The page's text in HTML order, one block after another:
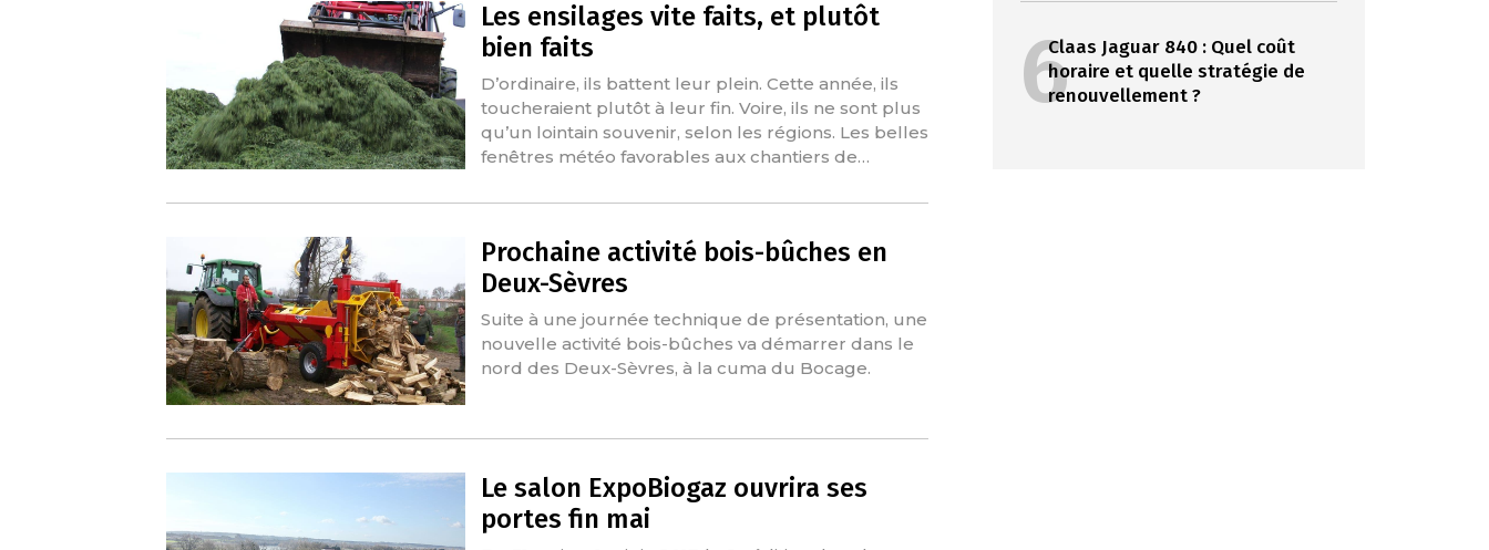
Les ensilages vite faits, et plutôt
bien faits
D’ordinaire, ils battent leur plein. Cette année, ils
toucheraient plutôt à leur fin. Voire, ils ne sont plus
qu’un lointain souvenir, selon les régions. Les belles
fenêtres météo favorables aux chantiers de…
Prochaine activité bois-bûches en
Deux-Sèvres
Suite à une journée technique de présentation, une
nouvelle activité bois-bûches va démarrer dans le
nord des Deux-Sèvres, à la cuma du Bocage.
Le salon ExpoBiogaz ouvrira ses
portes fin mai
6Claas Jaguar 840 : Quel coût
horaire et quelle stratégie de
renouvellement ?